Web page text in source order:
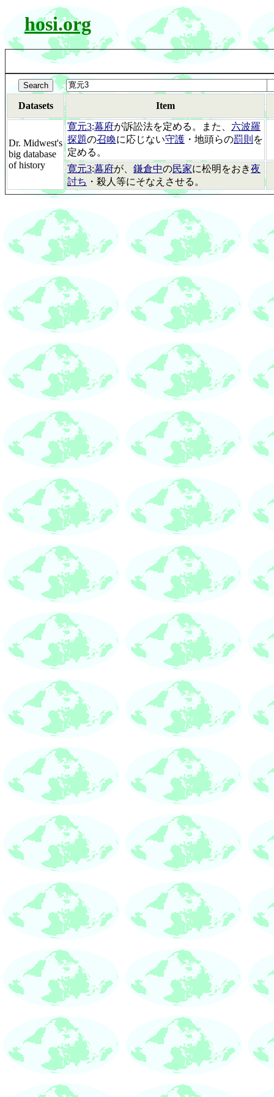
hosi.org
Datasets Item
Dr. Midwest's
big database
of history
寛元3:幕府が訴訟法を定める。また、 六波羅
探題の召喚に応じない守護 ・地頭らの罰則 を
定める。
寛元3:幕府が、 鎌倉中の民家に松明をおき夜
討ち ・殺人等にそなえさせる。